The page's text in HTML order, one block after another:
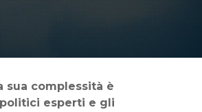
esperti e gli